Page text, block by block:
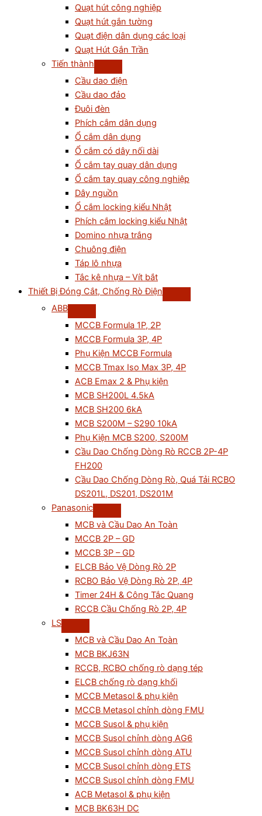
Quạt hút công nghiệp
Quạt hút gắn tường
Quạt điện dân dụng các loại
Quạt Hút Gắn Trần
Tiến thành
Cầu dao điện
Cầu dao đảo
Đuôi đèn
Phích cắm dân dụng
Ổ cắm dân dụng
Ổ cắm có dây nối dài
Ổ cắm tay quay dân dụng
Ổ cắm tay quay công nghiệp
Dây nguồn
Ổ cắm locking kiểu Nhật
Phích cắm locking kiểu Nhật
Domino nhựa trắng
Chuông điện
Táp lô nhựa
Tắc kê nhựa – Vít bắt
Thiết Bị Đóng Cắt, Chống Rò Điện
ABB
MCCB Formula 1P, 2P
MCCB Formula 3P, 4P
Phụ Kiện MCCB Formula
MCCB Tmax Iso Max 3P, 4P
ACB Emax 2 & Phụ kiện
MCB SH200L 4.5kA
MCB SH200 6kA
MCB S200M – S290 10kA
Phụ Kiện MCB S200, S200M
Cầu Dao Chống Dòng Rò RCCB 2P-4P
FH200
Cầu Dao Chống Dòng Rò, Quá Tải RCBO
DS201L, DS201, DS201M
Panasonic
MCB và Cầu Dao An Toàn
MCCB 2P – GD
MCCB 3P – GD
ELCB Bảo Vệ Dòng Rò 2P
RCBO Bảo Vệ Dòng Rò 2P, 4P
Timer 24H & Công Tắc Quang
RCCB Cầu Chống Rò 2P, 4P
LS
MCB và Cầu Dao An Toàn
MCB BKJ63N
RCCB, RCBO chống rò dạng tép
ELCB chống rò dạng khối
MCCB Metasol & phụ kiện
MCCB Metasol chỉnh dòng FMU
MCCB Susol & phụ kiện
MCCB Susol chỉnh dòng AG6
MCCB Susol chỉnh dòng ATU
MCCB Susol chỉnh dòng ETS
MCCB Susol chỉnh dòng FMU
ACB Metasol & phụ kiện
MCB BK63H DC